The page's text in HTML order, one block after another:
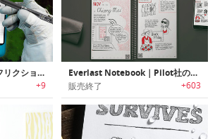
Rocketbook Orbit｜フリクションペンで何度でも繰り返し使用可能なスマートノートブック「ロケットブックオービット」
+9
Everlast Notebook｜Pilot社のフリクションペンを使用し無限に使えるスマートノートブック「エバーラストノートブック」
販売終了 +603